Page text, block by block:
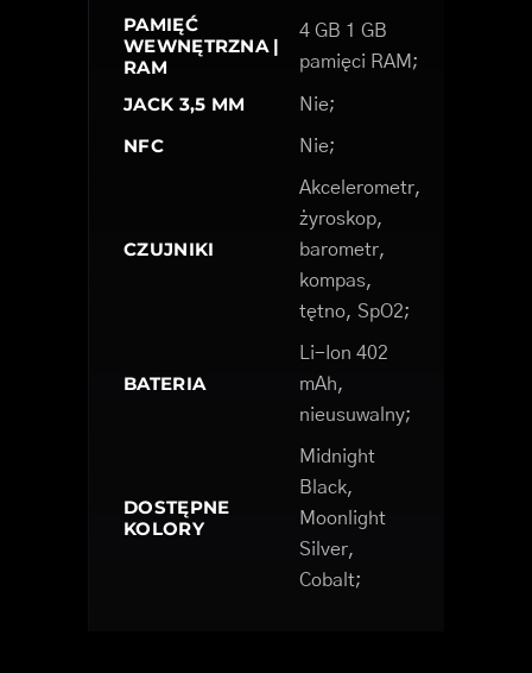
PAMIĘĆ
WEWNĘTRZNA |
RAM
4 GB 1 GB
pamięci RAM;
JACK 3,5 MM Nie;
NFC Nie;
CZUJNIKI
Akcelerometr,
żyroskop,
barometr,
kompas,
tętno, SpO2;
BATERIA
Li-Ion 402
mAh,
nieusuwalny;
DOSTĘPNE
KOLORY
Midnight
Black,
Moonlight
Silver,
Cobalt;